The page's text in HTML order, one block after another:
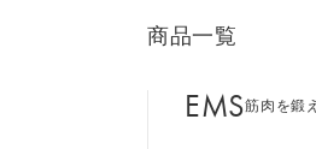
商品一覧
EMS筋肉を鍛
おすすめ